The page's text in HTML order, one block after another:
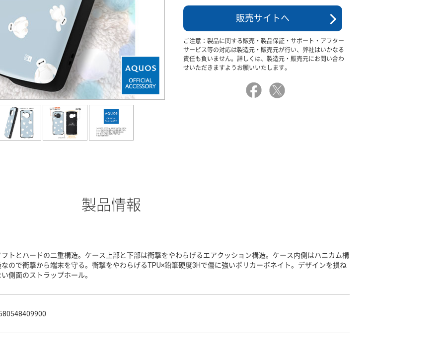
販売サイトへ
ご注意：製品に関する販売・製品保証・サポート・アフター
サービス等の対応は製造元・販売元が行い、弊社はいかなる
責任も負いません。詳しくは、製造元・販売元にお問い合わ
せいただきますようお願いいたします。
製品情報
フトとハードの二重構造。ケース上部と下部は衝撃をやわらげるエアクッション構造。ケース内側はハニカム構
なので衝撃から端末を守る。衝撃をやわらげるTPU×鉛筆硬度3Hで傷に強いポリカーボネイト。デザインを損ね
側面のストラップホール。